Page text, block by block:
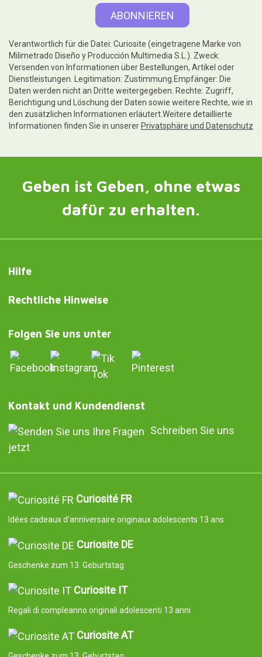
Verantwortlich für die Datei: Curiosite (eingetragene Marke von
Milimetrado Diseño y Producción Multimedia S.L.). Zweck:
Versenden von Informationen über Bestellungen, Artikel oder
Dienstleistungen. Legitimation: Zustimmung.Empfänger: Die
Daten werden nicht an Dritte weitergegeben. Rechte: Zugriff,
Berichtigung und Löschung der Daten sowie weitere Rechte, wie in
den zusätzlichen Informationen erläutert.Weitere detaillierte
Informationen finden Sie in unserer Privatsphäre und Datenschutz
Geben ist Geben, ohne etwas
dafür zu erhalten.
Hilfe
Rechtliche Hinweise
Folgen Sie uns unter
Kontakt und Kundendienst
Schreiben Sie uns
jetzt
Curiosité FR
Idées cadeaux d'anniversaire originaux adolescents 13 ans
Curiosite DE
Geschenke zum 13. Geburtstag
Curiosite IT
Regali di compleanno originali adolescenti 13 anni
Curiosite AT